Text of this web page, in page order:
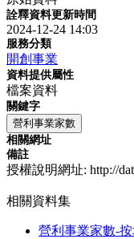
詮釋資料更新時間
2024-12-24 14:03
服務分類
開創事業
資料提供屬性
檔案資料
關鍵字
營利事業家數
相關網址
備註
授權說明網址: http://
相關資料集
營利事業家數-